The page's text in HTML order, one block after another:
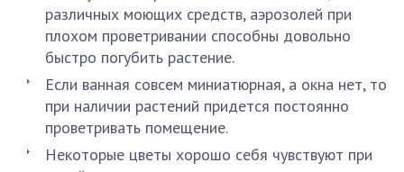
различных моющих средств, аэрозолей при
плохом проветривании способны довольно
быстро погубить растение.
Если ванная совсем миниатюрная, а окна нет, то
при наличии растений придется постоянно
проветривать помещение.
Некоторые цветы хорошо себя чувствуют при